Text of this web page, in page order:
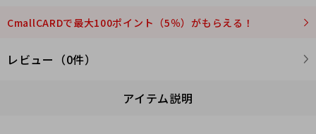
CmallCARDで最大100ポイント（5％）がもらえる！
レビュー（0件）
アイテム説明